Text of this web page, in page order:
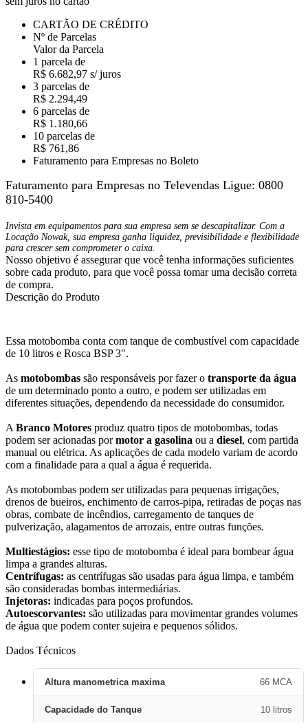
CARTÃO DE CRÉDITO
Nº de Parcelas
Valor da Parcela
1 parcela de
R$ 6.682,97 s/ juros
3 parcelas de
R$ 2.294,49
6 parcelas de
R$ 1.180,66
10 parcelas de
R$ 761,86
Faturamento para Empresas no Boleto
Faturamento para Empresas no Televendas Ligue: 0800
810-5400
Invista em equipamentos para sua empresa sem se descapitalizar. Com a
Locação Nowak, sua empresa ganha liquidez, previsibilidade e flexibilidade
para crescer sem comprometer o caixa.
Nosso objetivo é assegurar que você tenha informações suficientes
sobre cada produto, para que você possa tomar uma decisão correta
de compra.
Descrição do Produto
Essa motobomba conta com tanque de combustível com capacidade
de 10 litros e Rosca BSP 3".
As motobombas são responsáveis por fazer o transporte da água
de um determinado ponto a outro, e podem ser utilizadas em
diferentes situações, dependendo da necessidade do consumidor.
A Branco Motores produz quatro tipos de motobombas, todas
podem ser acionadas pormotor a gasolina ou a diesel, com partida
manual ou elétrica. As aplicações de cada modelo variam de acordo
com a finalidade para a qual a água é requerida.
As motobombas podem ser utilizadas para pequenas irrigações,
drenos de bueiros, enchimento de carros-pipa, retiradas de poças nas
obras, combate de incêndios, carregamento de tanques de
pulverização, alagamentos de arrozais, entre outras funções.
Multiestágios: esse tipo de motobomba é ideal para bombear água
limpa a grandes alturas.
Centrífugas: as centrífugas são usadas para água limpa, e também
são consideradas bombas intermediárias.
Injetoras: indicadas para poços profundos.
Autoescorvantes: são utilizadas para movimentar grandes volumes
de água que podem conter sujeira e pequenos sólidos.
Dados Técnicos
Altura manometrica maxima 66 MCA
Capacidade do Tanque 10 litros